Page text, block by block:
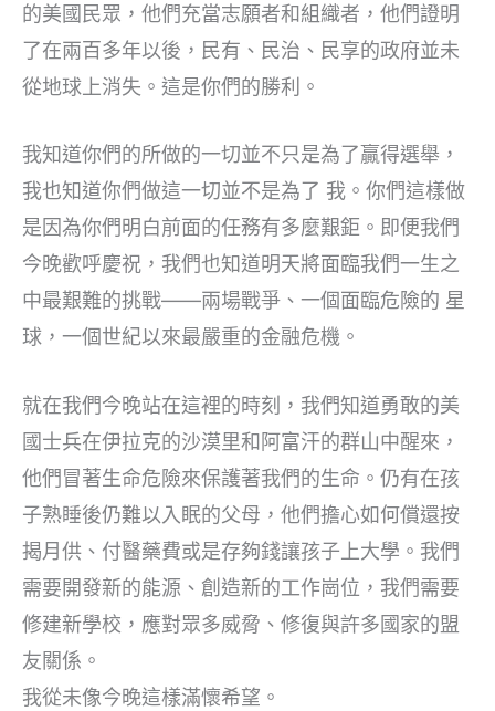
的美國民眾，他們充當志願者和組織者，他們證明
了在兩百多年以後，民有、民治、民享的政府並未
從地球上消失。這是你們的勝利。
我知道你們的所做的一切並不只是為了贏得選舉，
我也知道你們做這一切並不是為了 我。你們這樣做
是因為你們明白前面的任務有多麼艱鉅。即便我們
今晚歡呼慶祝，我們也知道明天將面臨我們一生之
中最艱難的挑戰——兩場戰爭、一個面臨危險的 星
球，一個世紀以來最嚴重的金融危機。
就在我們今晚站在這裡的時刻，我們知道勇敢的美
國士兵在伊拉克的沙漠里和阿富汗的群山中醒來，
他們冒著生命危險來保護著我們的生命。仍有在孩
子熟睡後仍難以入眠的父母，他們擔心如何償還按
揭月供、付醫藥費或是存夠錢讓孩子上大學。我們
需要開發新的能源、創造新的工作崗位，我們需要
修建新學校，應對眾多威脅、修復與許多國家的盟
友關係。
我從未像今晚這樣滿懷希望。